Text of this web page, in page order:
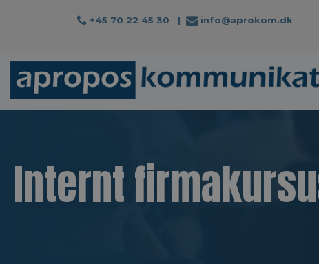
+45 70 22 45 30 | info@aprokom.dk
Internt